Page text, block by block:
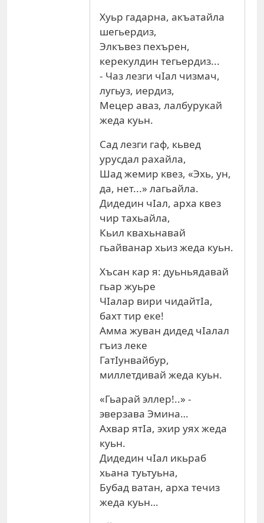
Хуьр гадарна, акъатайла
шегьердиз,
Элкъвез пехърен,
керекулдин тегьердиз...
- Чаз лезги чIал чизмач,
лугьуз, иердиз,
Мецер аваз, лалбурукай
жеда куьн.
Сад лезги гаф, кьвед
урусдал рахайла,
Шад жемир квез, «Эхь, ун,
да, нет...» лагьайла.
Дидедин чIал, арха квез
чир тахьайла,
Кьил квахьнавай
гьайванар хьиз жеда куьн.
Хъсан кар я: дуьньядавай
гьар жуьре
ЧIалар вири чидайтIа,
бахт тир еке!
Амма жуван дидед чIалал
гъиз леке
ГатIунвайбур,
миллетдивай жеда куьн.
«Гьарай эллер!..» -
эверзава Эмина…
Ахвар ятIа, эхир уях жеда
куьн.
Дидедин чIал икьраб
хьана туьтуьна,
Бубад ватан, арха течиз
жеда куьн…